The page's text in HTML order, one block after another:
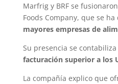
Marfrig y BRF se
Foods Company, que se
mayores empresas de
Su presencia se contabiliza
facturación superior a los
La compañía explico que